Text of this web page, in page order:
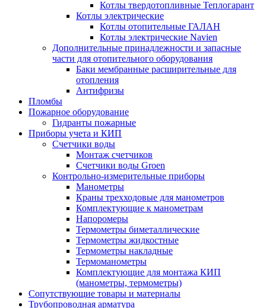
Котлы твердотопливные Теплогарант
Котлы электрические
Котлы отопительные ГАЛАН
Котлы электрические Navien
Дополнительные принадлежности и запасные
части для отопительного оборудования
Баки мембранные расширительные для
отопления
Антифризы
Пломбы
Пожарное оборудование
Гидранты пожарные
Приборы учета и КИП
Счетчики воды
Монтаж счетчиков
Счетчики воды Groen
Контрольно-измерительные приборы
Манометры
Краны трехходовые для манометров
Комплектующие к манометрам
Напоромеры
Термометры биметаллические
Термометры жидкостные
Термометры накладные
Термоманометры
Комплектующие для монтажа КИП
(манометры, термометры)
Сопутствующие товары и материалы
Трубопроводная арматура